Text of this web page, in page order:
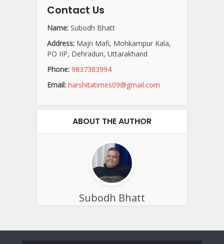
Contact Us
Name: Subodh Bhatt
Address: Majri Mafi, Mohkampur Kala,
PO IIP, Dehradun, Uttarakhand
Phone: 9837383994
Email: harshitatimes09@gmail.com
ABOUT THE AUTHOR
Subodh Bhatt